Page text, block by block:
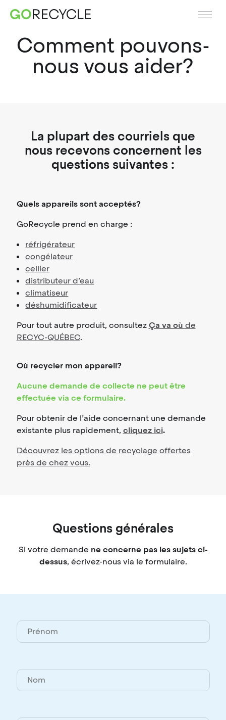
Comment pouvons-
nous vous aider?
La plupart des courriels que
nous recevons concernent les
questions suivantes :
Quels appareils sont acceptés?
GoRecycle prend en charge :
réfrigérateur
congélateur
cellier
distributeur d’eau
climatiseur
déshumidificateur
Pour tout autre produit, consultezÇa va où de
RECYC-QUÉBEC.
Où recycler mon appareil?
Aucune demande de collecte ne peut être
effectuée via ce formulaire.
Pour obtenir de l’aide concernant une demande
existante plus rapidement, cliquez ici.
Découvrez les options de recyclage offertes
près de chez vous.
Questions générales
Si votre demande ne concerne pas les sujets ci-
dessus, écrivez-nous via le formulaire.